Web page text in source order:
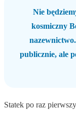
Nie
kosmiczny
nazewnictwo.
publicznie, ale
Statek po raz